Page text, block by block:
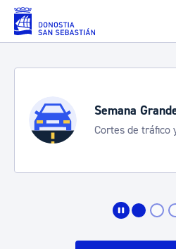
Saltar al contenido principal
Semana
Cortes de tráfico